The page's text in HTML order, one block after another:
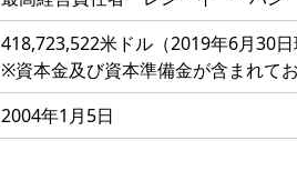
418,723,522米ドル（2019年6月30日
※資本金及び資本準備金が含まれてお
2004年1月5日